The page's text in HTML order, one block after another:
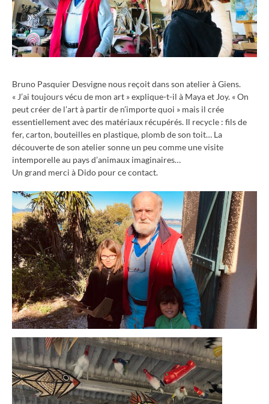
Bruno Pasquier Desvigne nous reçoit dans son atelier à Giens.
« J’ai toujours vécu de mon art » explique-t-il à Maya et Joy. « On
peut créer de l’art à partir de n’importe quoi » mais il crée
essentiellement avec des matériaux récupérés. Il recycle : fils de
fer, carton, bouteilles en plastique, plomb de son toit… La
découverte de son atelier sonne un peu comme une visite
intemporelle au pays d’animaux imaginaires…
Un grand merci à Dido pour ce contact.